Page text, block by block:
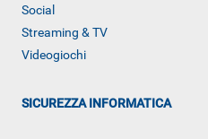
Social
Streaming & TV
Videogiochi
SICUREZZA INFORMATICA